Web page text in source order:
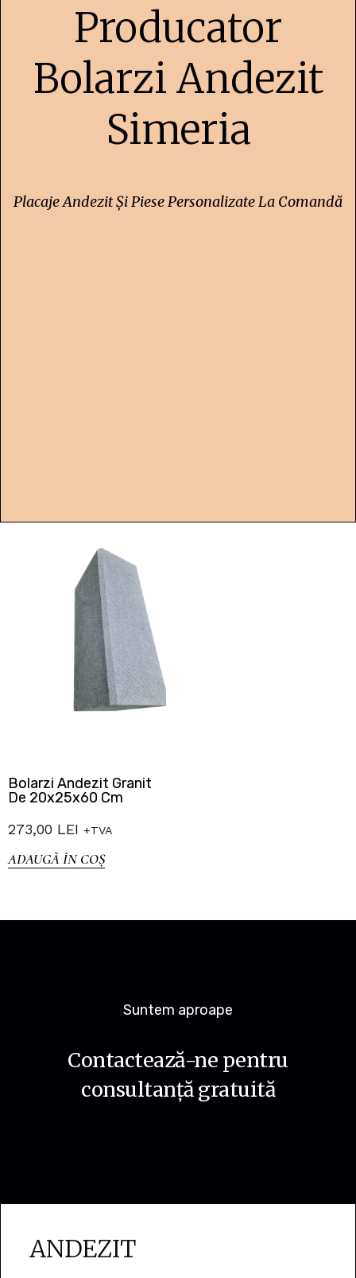
Producator
Bolarzi Andezit
Simeria
Placaje Andezit Și Piese Personalizate La Comandă
Bolarzi Andezit Granit
De 20x25x60 Cm
273,00 LEI +TVA
ADAUGĂ ÎN COȘ
Suntem aproape
Contactează-ne pentru
consultanță gratuită
ANDEZIT